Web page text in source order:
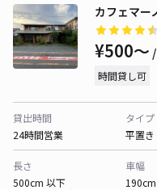
カフェマー
¥500〜
時間貸し可
貸出時間
24時間営業
タイプ
平置き
長さ
500cm 以下
車幅